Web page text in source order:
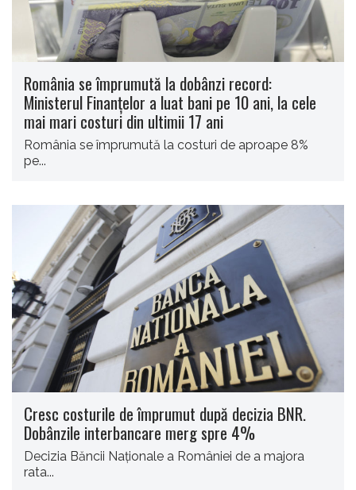
România se împrumută la dobânzi record:
Ministerul Finanțelor a luat bani pe 10 ani, la cele
mai mari costuri din ultimii 17 ani
România se împrumută la costuri de aproape 8%
pe...
Cresc costurile de împrumut după decizia BNR.
Dobânzile interbancare merg spre 4%
Decizia Băncii Naționale a României de a majora
rata...